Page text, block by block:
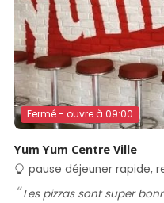
Fermé - ouvre à 09:00
Yum Yum Centre Ville
pause déjeuner rapide,
Les pizzas sont super